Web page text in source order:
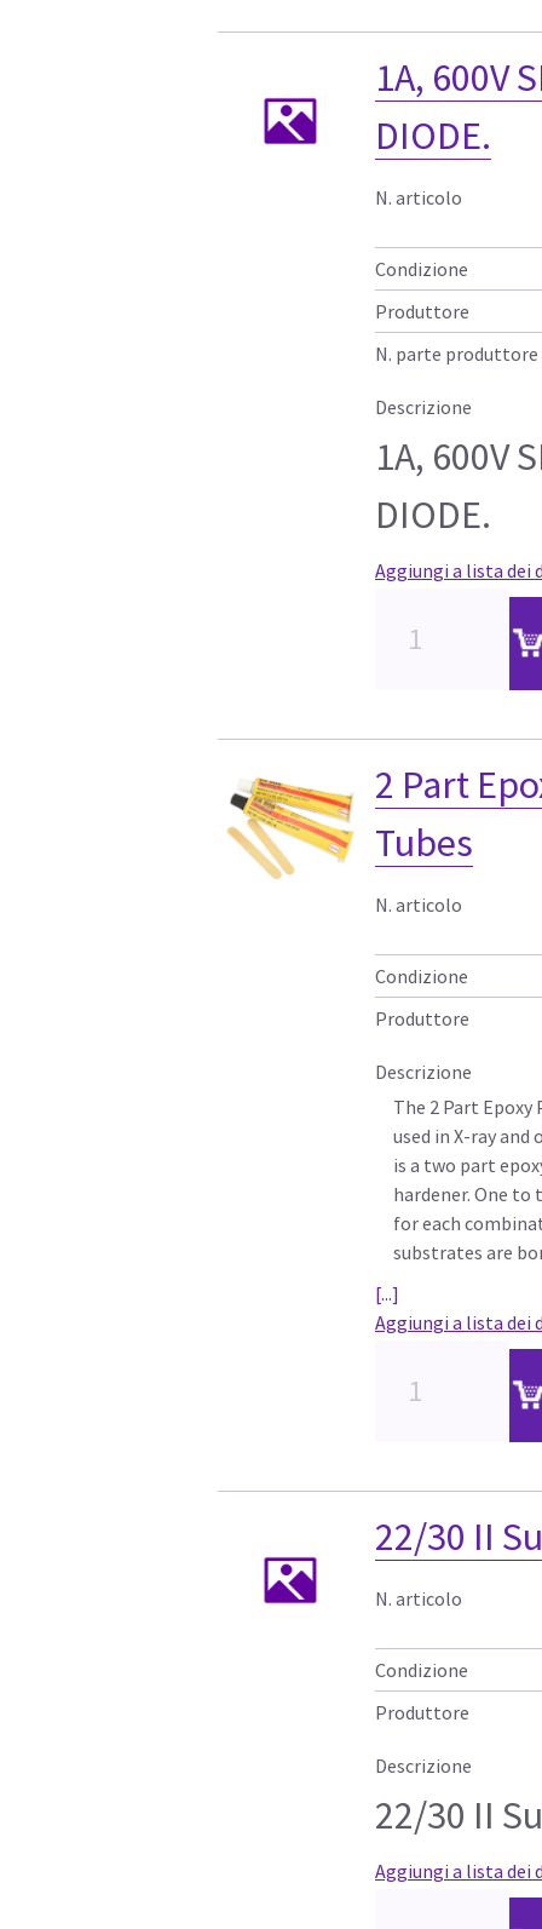
1A, 600V
DIODE.
N. articolo
Condizione
Produttore
N. parte produttore
Descrizione
1A, 600V
DIODE.
Aggiungi a lista dei
2 Part
Tubes
N. articolo
Condizione
Produttore
Descrizione
The 2 Part Epoxy
used in X-ray
is a two part
hardener. One to
for each
substrates are
[...]
Aggiungi a lista dei
22/30 II
N. articolo
Condizione
Produttore
Descrizione
22/30 II
Aggiungi a lista dei